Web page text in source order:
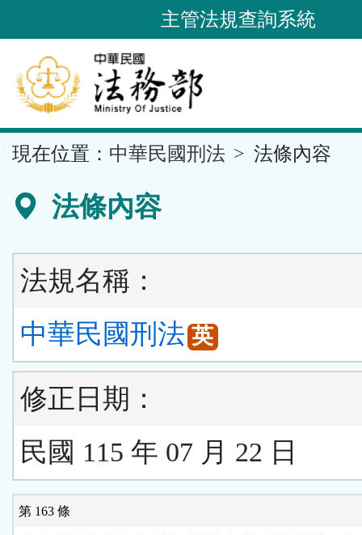
到
要
內
容
區
主管法規查詢系統
現在位置： 中華民國刑法 法條內容
法條內容
法規名稱：
中華民國刑法 英
修正日期：
民國 115 年 07 月 22 日
第 163 條